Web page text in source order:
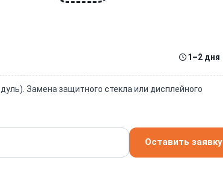
1–2 дня
Замена защитного стекла или дисплейного
Оставить заявку